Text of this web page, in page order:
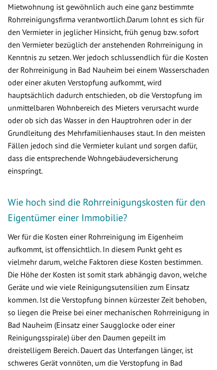
Mietwohnung ist gewöhnlich auch eine ganz bestimmte
Rohrreinigungsfirma verantwortlich.Darum lohnt es sich für
den Vermieter in jeglicher Hinsicht, früh genug bzw. sofort
den Vermieter bezüglich der anstehenden Rohrreinigung in
Kenntnis zu setzen. Wer jedoch schlussendlich für die Kosten
der Rohrreinigung in Bad Nauheim bei einem Wasserschaden
oder einer akuten Verstopfung aufkommt, wird
hauptsächlich dadurch entschieden, ob die Verstopfung im
unmittelbaren Wohnbereich des Mieters verursacht wurde
oder ob sich das Wasser in den Hauptrohren oder in der
Grundleitung des Mehrfamilienhauses staut. In den meisten
Fällen jedoch sind die Vermieter kulant und sorgen dafür,
dass die entsprechende Wohngebäudeversicherung
einspringt.
Wie hoch sind die Rohrreinigungskosten für den
Eigentümer einer Immobilie?
Wer für die Kosten einer Rohrreinigung im Eigenheim
aufkommt, ist offensichtlich. In diesem Punkt geht es
vielmehr darum, welche Faktoren diese Kosten bestimmen.
Die Höhe der Kosten ist somit stark abhängig davon, welche
Geräte und wie viele Reinigungsutensilien zum Einsatz
kommen. Ist die Verstopfung binnen kürzester Zeit behoben,
so liegen die Preise bei einer mechanischen Rohrreinigung in
Bad Nauheim (Einsatz einer Saugglocke oder einer
Reinigungsspirale) über den Daumen gepeilt im
dreistelligem Bereich. Dauert das Unterfangen länger, ist
schweres Gerät vonnöten, um die Verstopfung in Bad